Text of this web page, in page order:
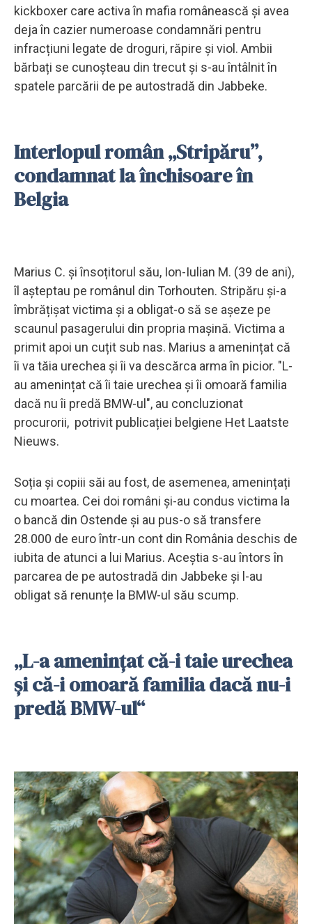
kickboxer care activa în mafia românească și avea
deja în cazier numeroase condamnări pentru
infracțiuni legate de droguri, răpire și viol. Ambii
bărbați se cunoșteau din trecut și s-au întâlnit în
spatele parcării de pe autostradă din Jabbeke.
Interlopul român „Stripăru”,
condamnat la închisoare în
Belgia
Marius C. și însoțitorul său, Ion-Iulian M. (39 de ani),
îl așteptau pe românul din Torhouten. Stripăru și-a
îmbrățișat victima și a obligat-o să se așeze pe
scaunul pasagerului din propria mașină. Victima a
primit apoi un cuțit sub nas. Marius a amenințat că
îi va tăia urechea și îi va descărca arma în picior. "L-
au amenințat că îi taie urechea și îi omoară familia
dacă nu îi predă BMW-ul", au concluzionat
procurorii, potrivit publicației belgiene Het Laatste
Nieuws.
Soția și copiii săi au fost, de asemenea, amenințați
cu moartea. Cei doi români și-au condus victima la
o bancă din Ostende și au pus-o să transfere
28.000 de euro într-un cont din România deschis de
iubita de atunci a lui Marius. Aceștia s-au întors în
parcarea de pe autostradă din Jabbeke și l-au
obligat să renunțe la BMW-ul său scump.
„L-a amenințat că-i taie urechea
și că-i omoară familia dacă nu-i
predă BMW-ul“